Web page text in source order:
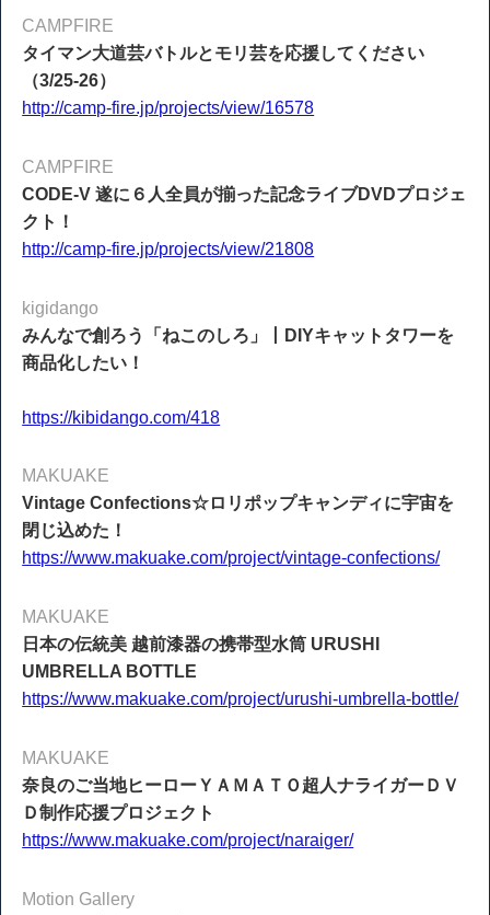
CAMPFIRE
タイマン大道芸バトルとモリ芸を応援してください
（3/25-26）
http://camp-fire.jp/projects/view/16578
CAMPFIRE
CODE-V 遂に６人全員が揃った記念ライブDVDプロジェ
クト！
http://camp-fire.jp/projects/view/21808
kigidango
みんなで創ろう「ねこのしろ」丨DIYキャットタワーを
商品化したい！
https://kibidango.com/418
MAKUAKE
Vintage Confections☆ロリポップキャンディに宇宙を
閉じ込めた！
https://www.makuake.com/project/vintage-confections/
MAKUAKE
日本の伝統美 越前漆器の携帯型水筒 URUSHI
UMBRELLA BOTTLE
https://www.makuake.com/project/urushi-umbrella-bottle/
MAKUAKE
奈良のご当地ヒーローＹＡＭＡＴＯ超人ナライガーＤＶ
Ｄ制作応援プロジェクト
https://www.makuake.com/project/naraiger/
Motion Gallery